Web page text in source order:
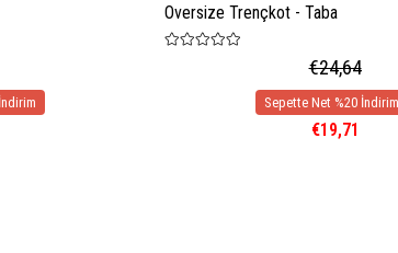
Oversize Trençkot - Taba
€24,64
€19,71